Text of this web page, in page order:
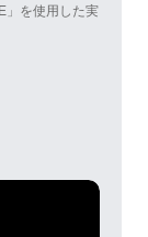
」を使用した実